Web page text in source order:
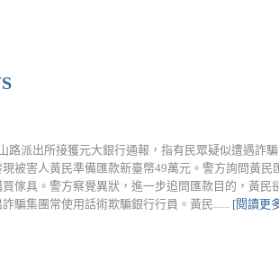
路派出所接獲元大銀行通報，指有民眾疑似遭遇詐
被害人黃民準備匯款新臺幣49萬元。警方詢問黃民
傢具。警方察覺異狀，進一步追問匯款目的，黃民
騙集團常使用話術欺騙銀行行員。黃民...... [閱讀更